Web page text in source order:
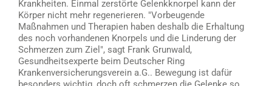
Krankheiten. Einmal zerstörte Gelenkknorpel kann der
Körper nicht mehr regenerieren. "Vorbeugende
Maßnahmen und Therapien haben deshalb die Erhaltung
des noch vorhandenen Knorpels und die Linderung der
Schmerzen zum Ziel", sagt Frank Grunwald,
Gesundheitsexperte beim Deutscher Ring
Krankenversicherungsverein a.G.. Bewegung ist dafür